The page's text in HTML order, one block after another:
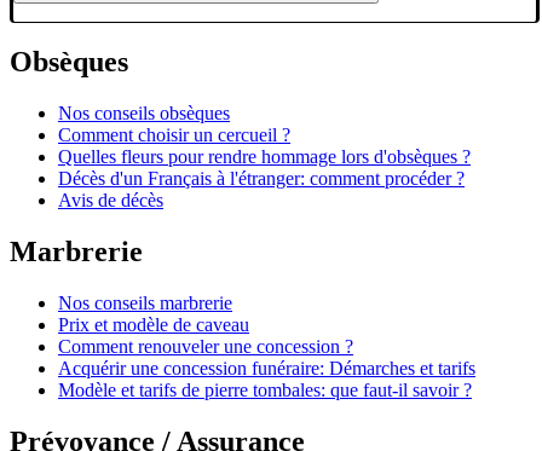
Obsèques
Nos conseils obsèques
Comment choisir un cercueil ?
Quelles fleurs pour rendre hommage lors d'obsèques ?
Décès d'un Français à l'étranger: comment procéder ?
Avis de décès
Marbrerie
Nos conseils marbrerie
Prix et modèle de caveau
Comment renouveler une concession ?
Acquérir une concession funéraire: Démarches et tarifs
Modèle et tarifs de pierre tombales: que faut-il savoir ?
Prévoyance / Assurance